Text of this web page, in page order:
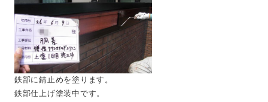
鉄部に錆止めを塗ります。
鉄部仕上げ塗装中です。